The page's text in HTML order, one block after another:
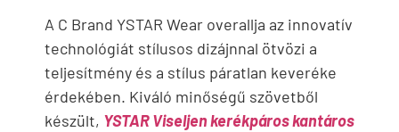
A C Brand YSTAR Wear overallja az innovatív
technológiát stílusos dizájnnal ötvözi a
teljesítmény és a stílus páratlan keveréke
érdekében. Kiváló minőségű szövetből
készült, YSTAR Viseljen kerékpáros kantáros